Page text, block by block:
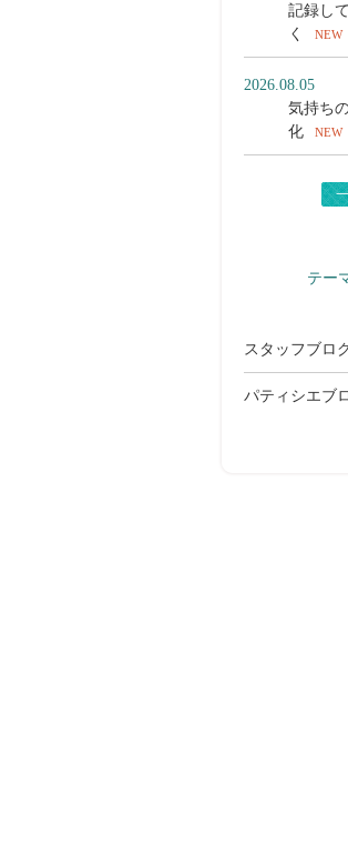
記録し
く
NEW
2026.08.05
気持ち
化
NEW
テー
スタッフブロ
パティシエブ